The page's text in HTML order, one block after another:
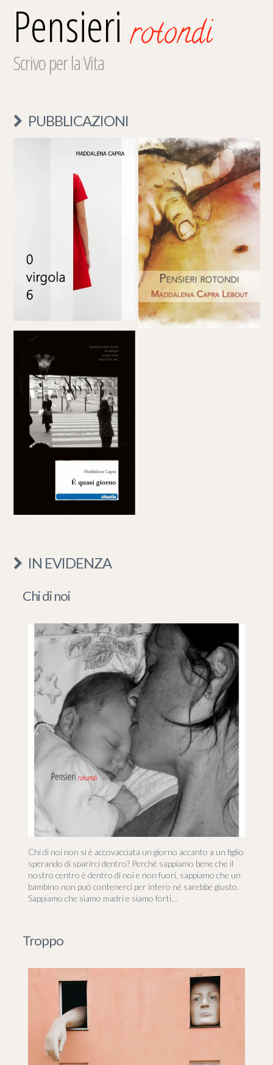
Pensierirotondi
Scrivo per la Vita
PUBBLICAZIONI
IN EVIDENZA
Chi di noi
Chi di noi non si è accovacciata un giorno accanto a un figlio
sperando di sparirci dentro? Perché sappiamo bene che il
nostro centro è dentro di noi e non fuori, sappiamo che un
bambino non può contenerci per intero né sarebbe giusto.
Sappiamo che siamo madri e siamo forti…
Troppo